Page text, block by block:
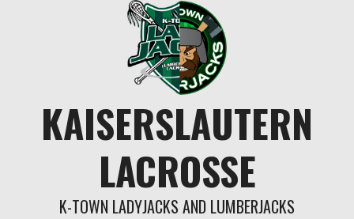
KAISERSLAUTERN
LACROSSE
K-TOWN LADYJACKS AND LUMBERJACKS